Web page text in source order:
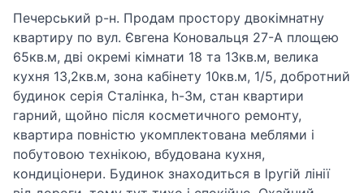
Печерський р-н. Продам простору двокімнатну
квартиру по вул. Євгена Коновальця 27-А площею
65кв.м, дві окремі кімнати 18 та 13кв.м, велика
кухня 13,2кв.м, зона кабінету 10кв.м, 1/5, добротний
будинок серія Сталінка, h-3м, стан квартири
гарний, щойно після косметичного ремонту,
квартира повністю укомплектована меблями і
побутовою технікою, вбудована кухня,
кондиціонери. Будинок знаходиться в lругій лінії